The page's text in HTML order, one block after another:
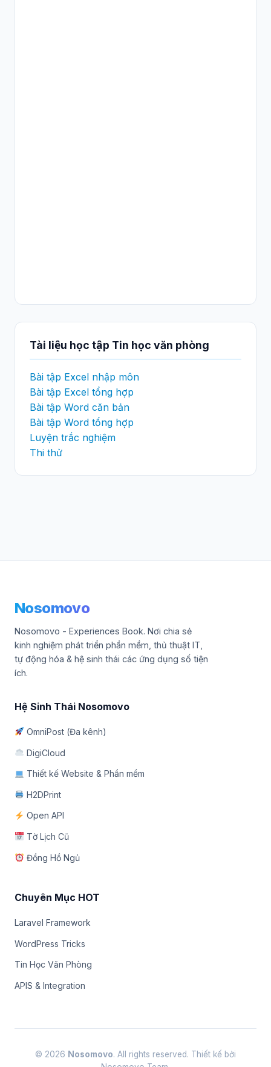
Tài liệu học tập Tin học văn phòng
Bài tập Excel nhập môn
Bài tập Excel tổng hợp
Bài tập Word căn bản
Bài tập Word tổng hợp
Luyện trắc nghiệm
Thi thử
Nosomovo
Nosomovo - Experiences Book. Nơi chia sẻ
kinh nghiệm phát triển phần mềm, thủ thuật IT,
tự động hóa & hệ sinh thái các ứng dụng số tiện
ích.
Hệ Sinh Thái Nosomovo
OmniPost (Đa kênh)
DigiCloud
Thiết kế Website & Phần mềm
H2DPrint
Open API
Tờ Lịch Cũ
Đồng Hồ Ngủ
Chuyên Mục HOT
Laravel Framework
WordPress Tricks
Tin Học Văn Phòng
APIS & Integration
© 2026 Nosomovo. All rights reserved. Thiết kế bởi